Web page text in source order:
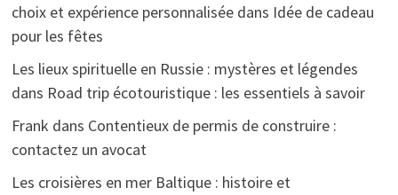
choix et expérience personnaliséedans Idée de cadeau
pour les fêtes
Les lieux spirituelle en Russie : mystères et légendes
dans Road trip écotouristique : les essentiels à savoir
Frank dans Contentieux de permis de construire :
contactez un avocat
Les croisières en mer Baltique : histoire et